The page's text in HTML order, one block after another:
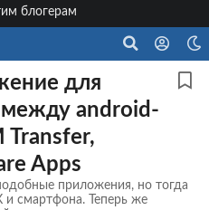
блогерам
для
android-
Transfer,
Apps
приложения, но тогда
и смартфона. Теперь же